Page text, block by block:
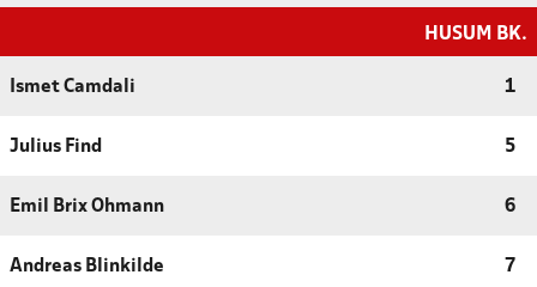
HUSUM BK.
Ismet Camdali 1
Julius Find 5
Emil Brix Ohmann 6
Andreas Blinkilde 7